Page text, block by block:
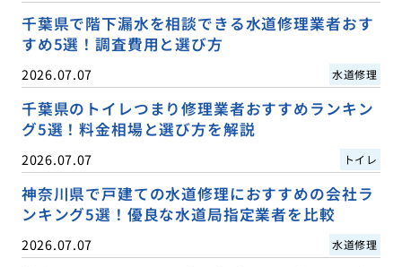
千葉県で階下漏水を相談できる水道修理業者おす
すめ5選！調査費用と選び方
2026.07.07 水道修理
千葉県のトイレつまり修理業者おすすめランキン
グ5選！料金相場と選び方を解説
2026.07.07 トイレ
神奈川県で戸建ての水道修理におすすめの会社ラ
ンキング5選！優良な水道局指定業者を比較
2026.07.07 水道修理